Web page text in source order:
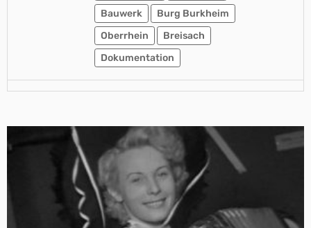
Bauwerk
Burg Burkheim
Oberrhein
Breisach
Dokumentation